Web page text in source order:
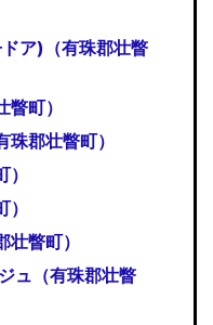
ア)（有珠郡壮瞥
町）
郡壮瞥町）
瞥町）
ュ（有珠郡壮瞥